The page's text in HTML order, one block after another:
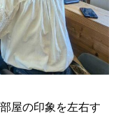
屋の印象を左右す